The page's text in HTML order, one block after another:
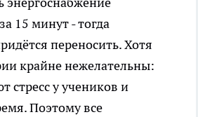
15 минут - тогда
переносить. Хотя
крайне нежелательны:
стресс у учеников и
Поэтому все